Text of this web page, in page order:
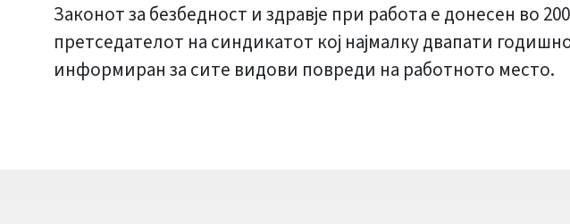
Законот за безбедност и здравје при работа е донесен во
претседателот на синдикатот кој најмалку двапати
информиран за сите видови повреди на работното место.